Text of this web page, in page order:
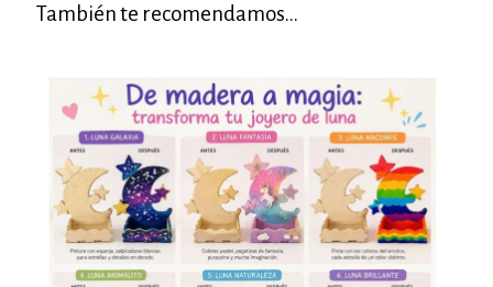
También te recomendamos…